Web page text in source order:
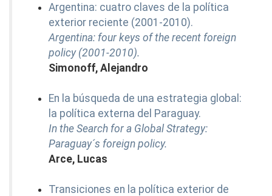
Argentina: cuatro claves de la política
exterior reciente (2001-2010).
Argentina: four keys of the recent foreign
policy (2001-2010).
Simonoff, Alejandro
En la búsqueda de una estrategia global:
la política externa del Paraguay.
In the Search for a Global Strategy:
Paraguay´s foreign policy.
Arce, Lucas
Transiciones en la política exterior de